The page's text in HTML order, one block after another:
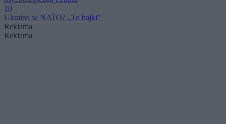
10
Ukraina w NATO? „To bajki”
Reklama
Reklama